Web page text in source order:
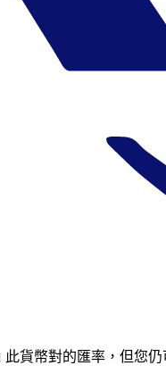
貨幣對的匯率，但您